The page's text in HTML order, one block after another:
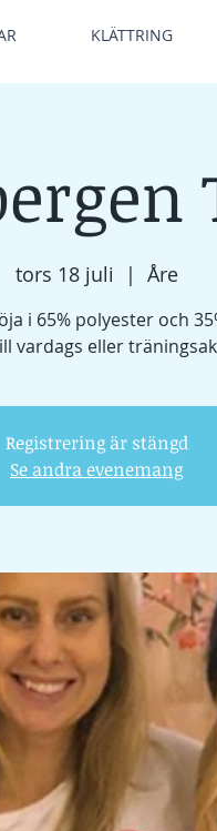
KLÄTTRING
tors 18 juli
  |
Åre
i 65% polyester och
vardags eller
Registrering är stängd
Se andra evenemang